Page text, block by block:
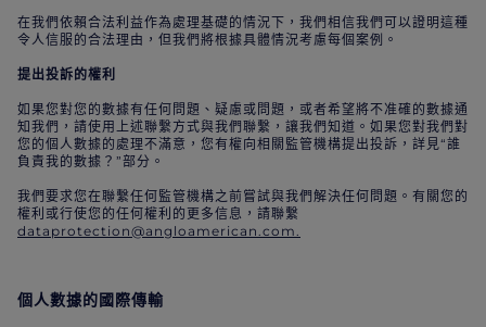
在我們依賴合法利益作為處理基礎的情況下，我們相信我們可以證明這種
令人信服的合法理由，但我們將根據具體情況考慮每個案例。
提出投訴的權利
如果您對您的數據有任何問題、疑慮或問題，或者希望將不准確的數據通
知我們，請使用上述聯繫方式與我們聯繫，讓我們知道。如果您對我們對
您的個人數據的處理不滿意，您有權向相關監管機構提出投訴，詳見“誰
負責我的數據？”部分。
我們要求您在聯繫任何監管機構之前嘗試與我們解決任何問題。有關您的
權利或行使您的任何權利的更多信息，請聯繫
dataprotection@angloamerican.com.
個人數據的國際傳輸